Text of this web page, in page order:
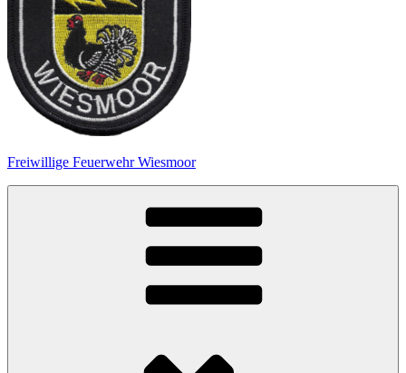
Freiwillige Feuerwehr Wiesmoor